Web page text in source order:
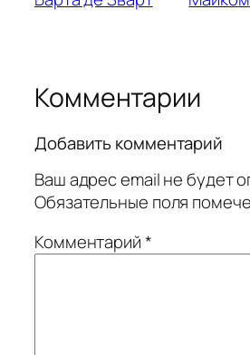
Комментарии
Добавить комментарий
Ваш адрес email не будет
Обязательные поля
Комментарий*